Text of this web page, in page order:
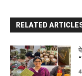
RELATED